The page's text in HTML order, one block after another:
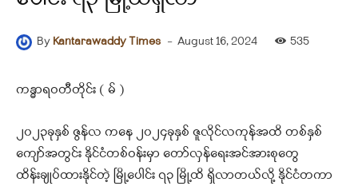
By Kantarawaddy Times - August 16, 2024 535
ကန္ဓာရဝတီတိုင်း ( မ် )
၂၀၂၃ခုနှစ် ဇွန်လ ကနေ ၂၀၂၄ခုနှစ် ဇူလိုင်လကုန်အထိ တစ်နှစ်
ကျော်အတွင်း နိုင်ငံတစ်ဝန်းမှာ တော်လှန်ရေးအင်အားစုတွေ
ထိန်းချုပ်ထားနိုင်တဲ့ မြို့ပေါင်း ၇၃ မြို့ထိ ရှိလာတယ်လို့ နိုင်ငံတကာ